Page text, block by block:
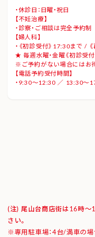
・休診日：日曜・祝日
【不妊治療】
・診察・ご相談は完全予約制
【婦人科】
・《初診受付》17:30まで /
★ 毎週水曜・金曜《初診受
※ご予約がない場合にはお
【電話予約受付時間】
・9:30～12:30 ／ 13:30～
(注) 尾山台商店街は16時～
さい。
※専用駐車場：4台/満車の